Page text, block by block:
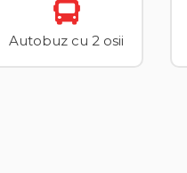
Autobuz cu 2 osii